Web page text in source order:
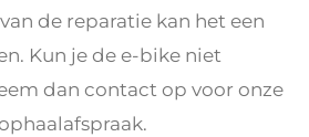
de reparatie kan het een
Kun je de e-bike niet
dan contact op voor onze